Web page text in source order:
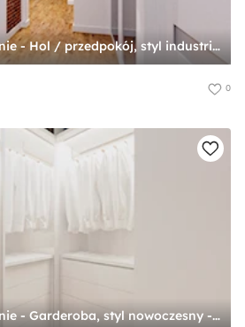
Mieszkanie w Pszczynie - Hol / przedpokój, styl industrialny - zdjęcie od Karolina Żaczek
0
Mieszkanie w Pszczynie - Garderoba, styl nowoczesny - zdjęcie od Karolina Żaczek